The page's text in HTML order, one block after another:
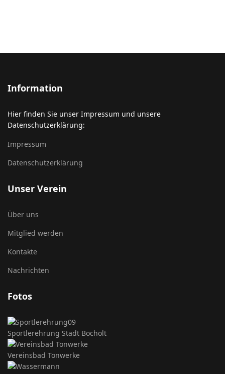
Information
Hier finden Sie unser Impressum und unsere
Datenschutzerklärung:
Impressum
Datenschutzerklärung
Unser Verein
Über uns
Mitglied werden
Kontakte
Nachrichten
Fotos
Sportlerehrung Stadt Bocholt
Vereinsbad Tonwerke